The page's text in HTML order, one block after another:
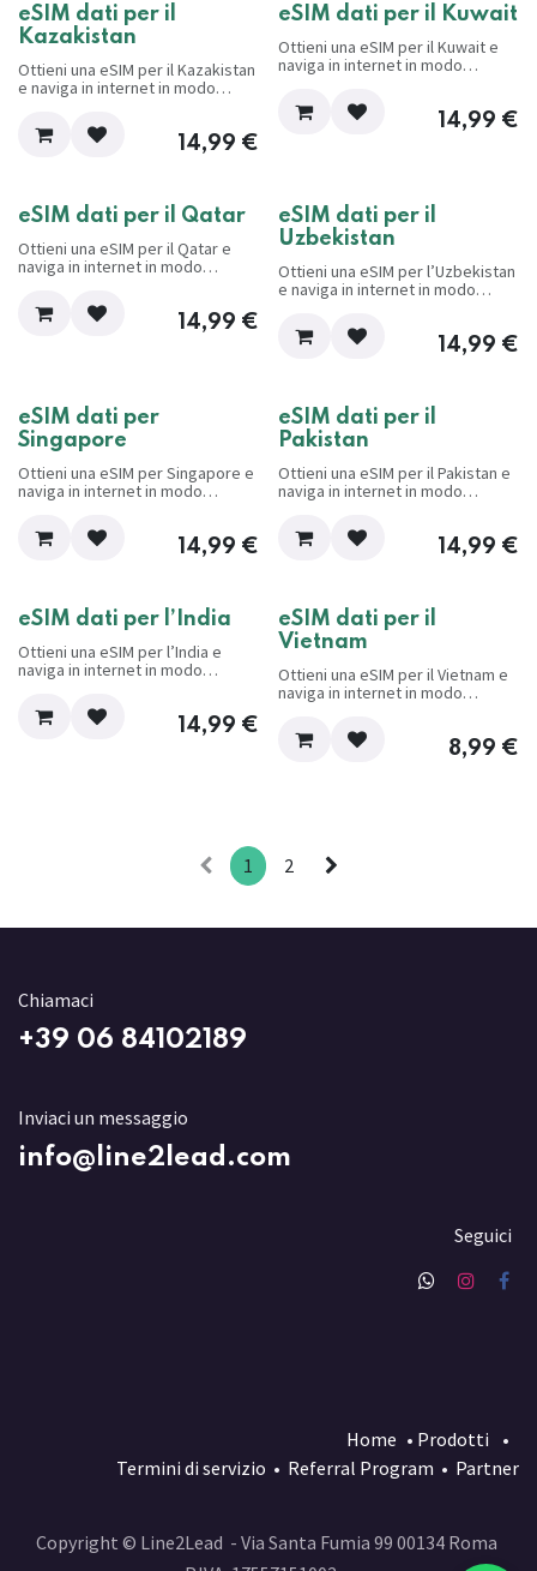
eSIM dati per il
Kazakistan
Ottieni una eSIM per il Kazakistan
e naviga in internet in modo
mentre viaggi.
14,99 €
eSIM dati per il Kuwait
Ottieni una eSIM per il Kuwait e
naviga in internet in modo
mentre viaggi.
14,99 €
eSIM dati per il Qatar
Ottieni una eSIM per il Qatar e
naviga in internet in modo
mentre viaggi.
14,99 €
eSIM dati per il
Uzbekistan
Ottieni una eSIM per l’Uzbekistan
e naviga in internet in modo
mentre viaggi.
14,99 €
eSIM dati per
Singapore
Ottieni una eSIM per Singapore e
naviga in internet in modo
mentre viaggi.
14,99 €
eSIM dati per il
Pakistan
Ottieni una eSIM per il Pakistan e
naviga in internet in modo
mentre viaggi.
14,99 €
eSIM dati per l’India
Ottieni una eSIM per l’India e
naviga in internet in modo
mentre viaggi.
14,99 €
eSIM dati per il
Vietnam
Ottieni una eSIM per il Vietnam e
naviga in internet in modo
mentre viaggi.
8,99 €
1 2
Chiamaci
+39 06 84102189
Inviaci un messaggio
info@line2lead.com
Seguici
Home • Prodotti
•
Termini di servizio • Referral Program • Partner
Copyright © Line2Lead - Via Santa Fumia 99 00134 Roma